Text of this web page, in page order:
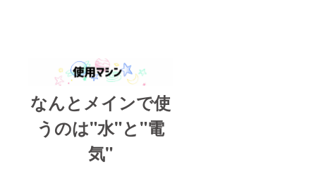
なんとメインで使
うのは"水"と"電
気"